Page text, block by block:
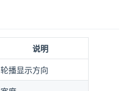
说明
轮播显示方向